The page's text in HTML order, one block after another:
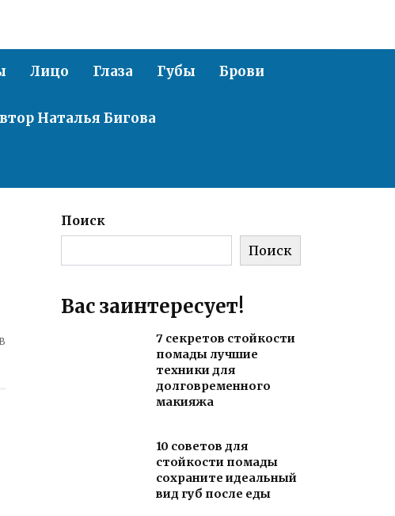
Лицо Глаза Губы Брови
Наталья Бигова
Поиск
Поиск
Вас заинтересует!
7 секретов стойкости
помады лучшие
техники для
долговременного
макияжа
10 советов для
стойкости помады
сохраните идеальный
вид губ после еды